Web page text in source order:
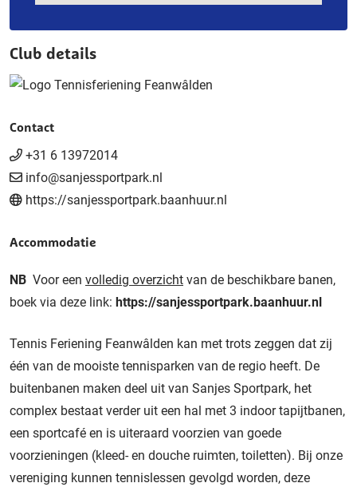
Club details
Contact
+31 6 13972014
info@sanjessportpark.nl
https://sanjessportpark.baanhuur.nl
Accommodatie
NB Voor een volledig overzicht van de beschikbare banen,
boek via deze link: https://sanjessportpark.baanhuur.nl
Tennis Feriening Feanwâlden kan met trots zeggen dat zij
één van de mooiste tennisparken van de regio heeft. De
buitenbanen maken deel uit van Sanjes Sportpark, het
complex bestaat verder uit een hal met 3 indoor tapijtbanen,
een sportcafé en is uiteraard voorzien van goede
voorzieningen (kleed- en douche ruimten, toiletten). Bij onze
vereniging kunnen tennislessen gevolgd worden, deze